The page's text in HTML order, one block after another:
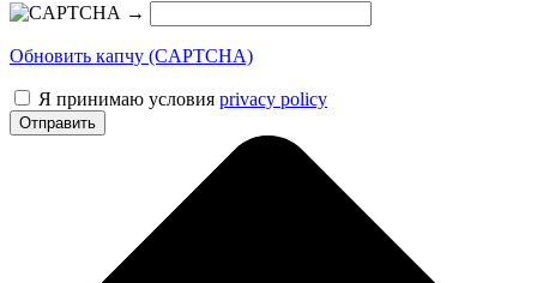
→
Обновить капчу (CAPTCHA)
Я принимаю условия privacy policy
Отправить